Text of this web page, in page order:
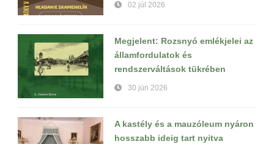
02 júl 2026
Megjelent: Rozsnyó emlékjelei az
államfordulatok és
rendszerváltások tükrében
30 jún 2026
A kastély és a mauzóleum nyáron
hosszabb ideig tart nyitva